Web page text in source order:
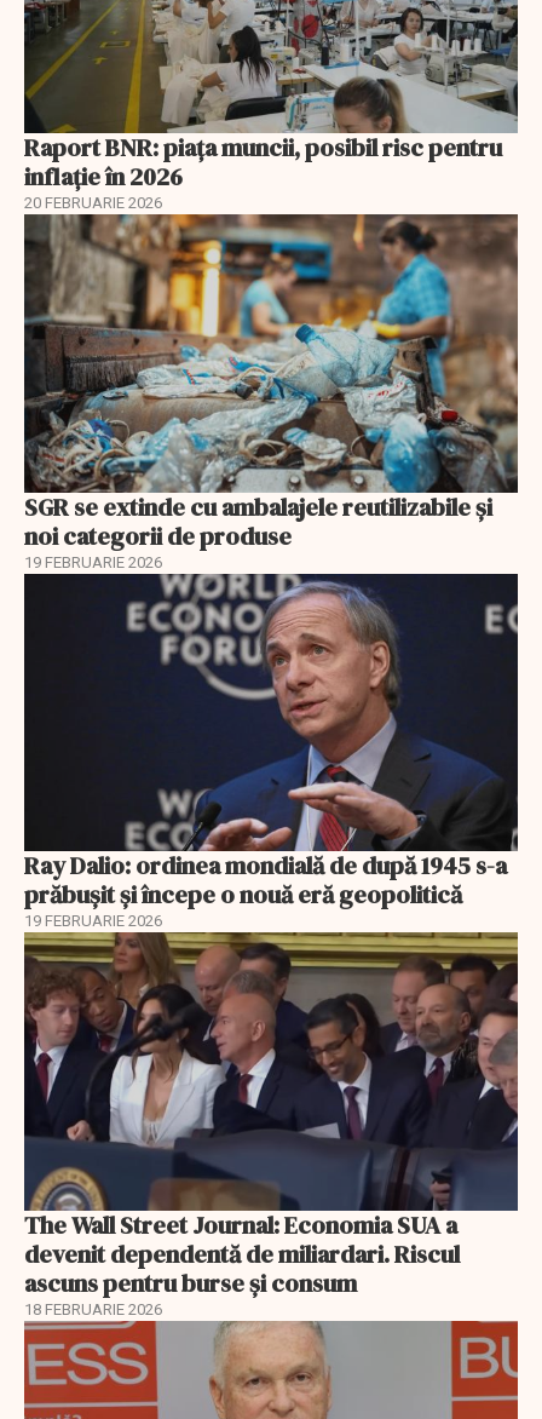
Raport BNR: piața muncii, posibil risc pentru
inflație în 2026
20 FEBRUARIE 2026
SGR se extinde cu ambalajele reutilizabile și
noi categorii de produse
19 FEBRUARIE 2026
Ray Dalio: ordinea mondială de după 1945 s-a
prăbușit și începe o nouă eră geopolitică
19 FEBRUARIE 2026
The Wall Street Journal: Economia SUA a
devenit dependentă de miliardari. Riscul
ascuns pentru burse și consum
18 FEBRUARIE 2026
EXCLUSIV